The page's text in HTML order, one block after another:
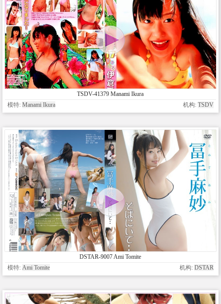
TSDV-41379 Manami Ikura
模特: Manami Ikura 机构: TSDV
DSTAR-9007 Ami Tomite
模特: Ami Tomite 机构: DSTAR